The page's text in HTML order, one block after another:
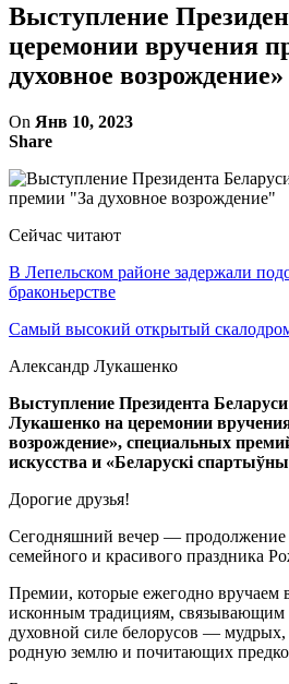
Выступление
церемонии вручения
духовное возрождение»
On Янв 10, 2023
Share
Сейчас читают
В Лепельском районе задержали
браконьерстве
Самый высокий открытый
Александр Лукашенко
Выступление Президента
Лукашенко на церемонии
возрождение», специальных
искусства и «Беларускi
Дорогие друзья!
Сегодняшний вечер — продолжение
семейного и красивого праздника
Премии, которые ежегодно
исконным традициям, связывающим
духовной силе белорусов —
родную землю и почитающих